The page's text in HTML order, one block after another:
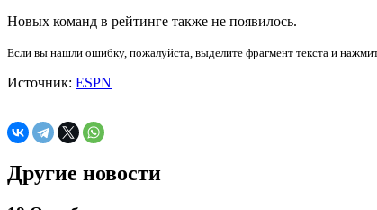
Новых команд в рейтинге также не появилось.
Если вы нашли ошибку, пожалуйста, выделите фрагмент текста и
Источник: ESPN
Другие новости